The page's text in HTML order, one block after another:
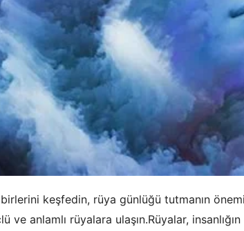
keşfedin, rüya günlüğü tutmanın
ve anlamlı rüyalara ulaşın.Rüyalar,